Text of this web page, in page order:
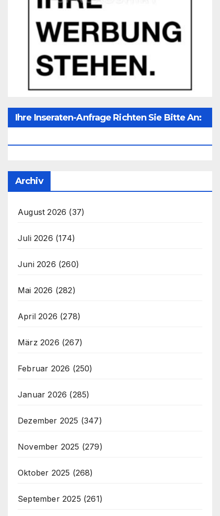
Ihre Inseraten-Anfrage Richten Sie Bitte An:
Archiv
August 2026 (37)
Juli 2026 (174)
Juni 2026 (260)
Mai 2026 (282)
April 2026 (278)
März 2026 (267)
Februar 2026 (250)
Januar 2026 (285)
Dezember 2025 (347)
November 2025 (279)
Oktober 2025 (268)
September 2025 (261)